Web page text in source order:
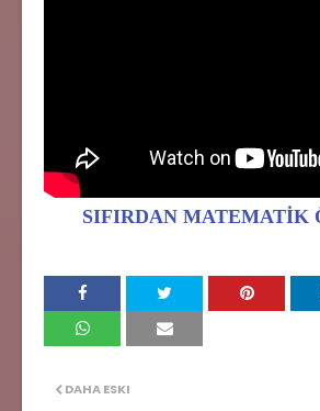
SIFIRDAN MATEMATİK
DAHA ESKI